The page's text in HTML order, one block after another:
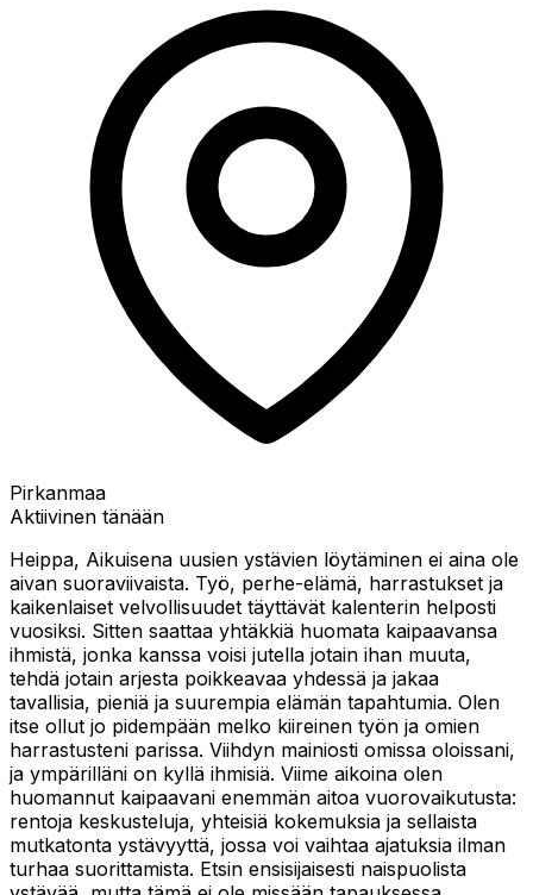
Pirkanmaa
Aktiivinen tänään
Heippa, Aikuisena uusien ystävien löytäminen ei aina ole
aivan suoraviivaista. Työ, perhe-elämä, harrastukset ja
kaikenlaiset velvollisuudet täyttävät kalenterin helposti
vuosiksi. Sitten saattaa yhtäkkiä huomata kaipaavansa
ihmistä, jonka kanssa voisi jutella jotain ihan muuta,
tehdä jotain arjesta poikkeavaa yhdessä ja jakaa
tavallisia, pieniä ja suurempia elämän tapahtumia. Olen
itse ollut jo pidempään melko kiireinen työn ja omien
harrastusteni parissa. Viihdyn mainiosti omissa oloissani,
ja ympärilläni on kyllä ihmisiä. Viime aikoina olen
huomannut kaipaavani enemmän aitoa vuorovaikutusta:
rentoja keskusteluja, yhteisiä kokemuksia ja sellaista
mutkatonta ystävyyttä, jossa voi vaihtaa ajatuksia ilman
turhaa suorittamista. Etsin ensisijaisesti naispuolista